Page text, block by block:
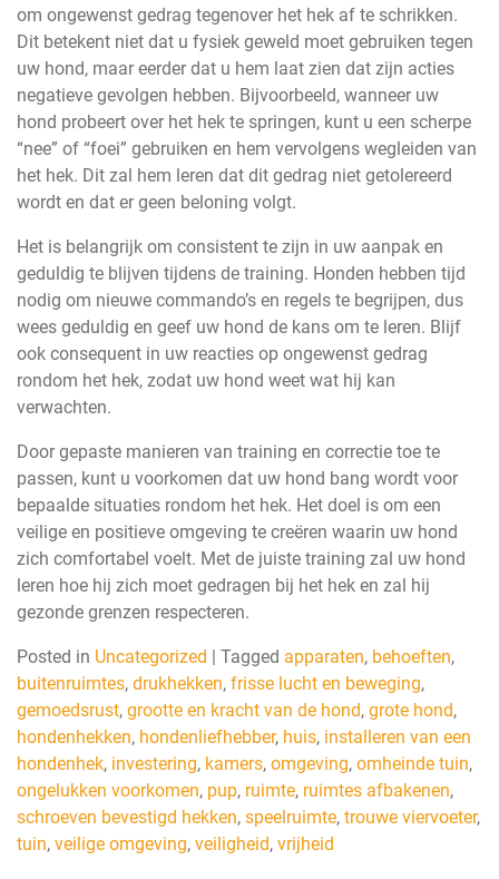
om ongewenst gedrag tegenover het hek af te schrikken.
Dit betekent niet dat u fysiek geweld moet gebruiken tegen
uw hond, maar eerder dat u hem laat zien dat zijn acties
negatieve gevolgen hebben. Bijvoorbeeld, wanneer uw
hond probeert over het hek te springen, kunt u een scherpe
“nee” of “foei” gebruiken en hem vervolgens wegleiden van
het hek. Dit zal hem leren dat dit gedrag niet getolereerd
wordt en dat er geen beloning volgt.
Het is belangrijk om consistent te zijn in uw aanpak en
geduldig te blijven tijdens de training. Honden hebben tijd
nodig om nieuwe commando’s en regels te begrijpen, dus
wees geduldig en geef uw hond de kans om te leren. Blijf
ook consequent in uw reacties op ongewenst gedrag
rondom het hek, zodat uw hond weet wat hij kan
verwachten.
Door gepaste manieren van training en correctie toe te
passen, kunt u voorkomen dat uw hond bang wordt voor
bepaalde situaties rondom het hek. Het doel is om een
veilige en positieve omgeving te creëren waarin uw hond
zich comfortabel voelt. Met de juiste training zal uw hond
leren hoe hij zich moet gedragen bij het hek en zal hij
gezonde grenzen respecteren.
Posted in Uncategorized | Tagged apparaten, behoeften,
buitenruimtes, drukhekken, frisse lucht en beweging,
gemoedsrust, grootte en kracht van de hond, grote hond,
hondenhekken, hondenliefhebber, huis, installeren van een
hondenhek, investering, kamers, omgeving, omheinde tuin,
ongelukken voorkomen, pup, ruimte, ruimtes afbakenen,
schroeven bevestigd hekken, speelruimte, trouwe viervoeter,
tuin, veilige omgeving, veiligheid, vrijheid